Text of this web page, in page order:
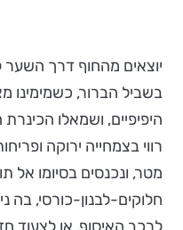
יוצאים מהחוף דרך השער
בשביל הברור, כשמימינו
היפיפיים, ושמאלו
מטר, ונכנסים בסיומו אל
חלוקים-לבנון-כורסי, בה